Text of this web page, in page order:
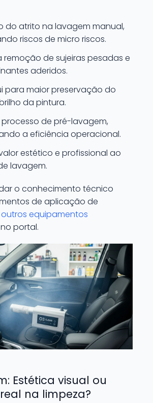
do atrito na lavagem manual,
riscos de micro riscos.
remoção de sujeiras pesadas e
aderidos.
para maior preservação do
da pintura.
processo de pré-lavagem,
a eficiência operacional.
estético e profissional ao
lavagem.
o conhecimento técnico
de aplicação de
equipamentos
no portal.
Estética visual ou
na limpeza?